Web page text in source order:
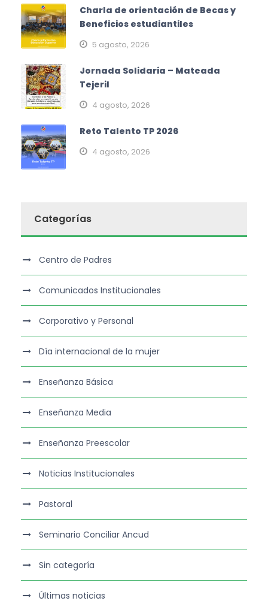
Charla de orientación de Becas y
Beneficios estudiantiles
5 agosto, 2026
Jornada Solidaria – Mateada
Tejeril
4 agosto, 2026
Reto Talento TP 2026
4 agosto, 2026
Categorías
Centro de Padres
Comunicados Institucionales
Corporativo y Personal
Día internacional de la mujer
Enseñanza Básica
Enseñanza Media
Enseñanza Preescolar
Noticias Institucionales
Pastoral
Seminario Conciliar Ancud
Sin categoría
Últimas noticias